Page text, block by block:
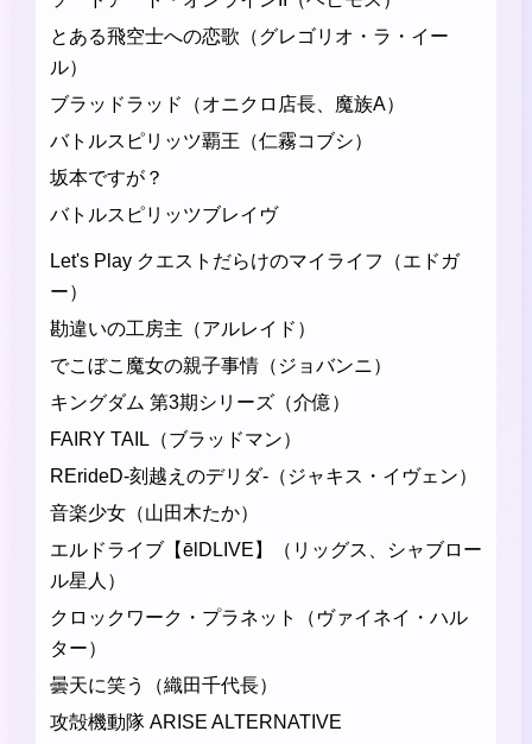
とある飛空士への恋歌（グレゴリオ・ラ・イー
ル）
ブラッドラッド（オニクロ店長、魔族A）
バトルスピリッツ覇王（仁霧コブシ）
坂本ですが？
バトルスピリッツブレイヴ
Let's Play クエストだらけのマイライフ（エドガ
ー）
勘違いの工房主（アルレイド）
でこぼこ魔女の親子事情（ジョバンニ）
キングダム 第3期シリーズ（介億）
FAIRY TAIL（ブラッドマン）
RErideD-刻越えのデリダ-（ジャキス・イヴェン）
音楽少女（山田木たか）
エルドライブ【ēlDLIVE】（リッグス、シャブロー
ル星人）
クロックワーク・プラネット（ヴァイネイ・ハル
ター）
曇天に笑う（織田千代長）
攻殻機動隊 ARISE ALTERNATIVE